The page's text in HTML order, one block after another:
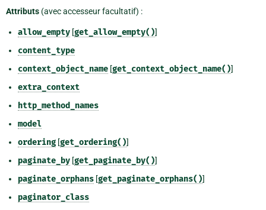
Attributs (avec accesseur facultatif) :
allow_empty [get_allow_empty()]
content_type
context_object_name [get_context_object_name()]
extra_context
http_method_names
model
ordering [get_ordering()]
paginate_by [get_paginate_by()]
paginate_orphans [get_paginate_orphans()]
paginator_class